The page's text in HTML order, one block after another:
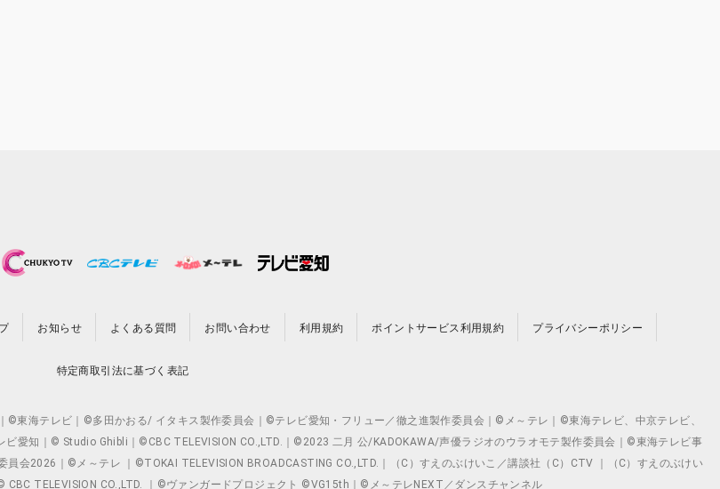
お知らせ よくある質問 お問い合わせ 利用規約 ポイントサービス利用規約 プライバシーポリシー
特定商取引法に基づく表記
東海テレビ｜©多田かおる/ イタキス製作委員会｜©テレビ愛知・フリュー／徹之進製作委員会｜©メ～テレ｜©東海テレビ、中京テレビ、
愛知｜© Studio Ghibli｜©CBC TELEVISION CO.,LTD.｜©2023 二月 公/KADOKAWA/声優ラジオのウラオモテ製作委員会｜©東海テレビ事
2026｜©メ～テレ ｜©TOKAI TELEVISION BROADCASTING CO.,LTD.｜（C）すえのぶけいこ／講談社（C）CTV ｜（C）すえのぶけい
CBC TELEVISION CO.,LTD. ｜©ヴァンガードプロジェクト ©VG15th｜©メ～テレNEXT／ダンスチャンネル